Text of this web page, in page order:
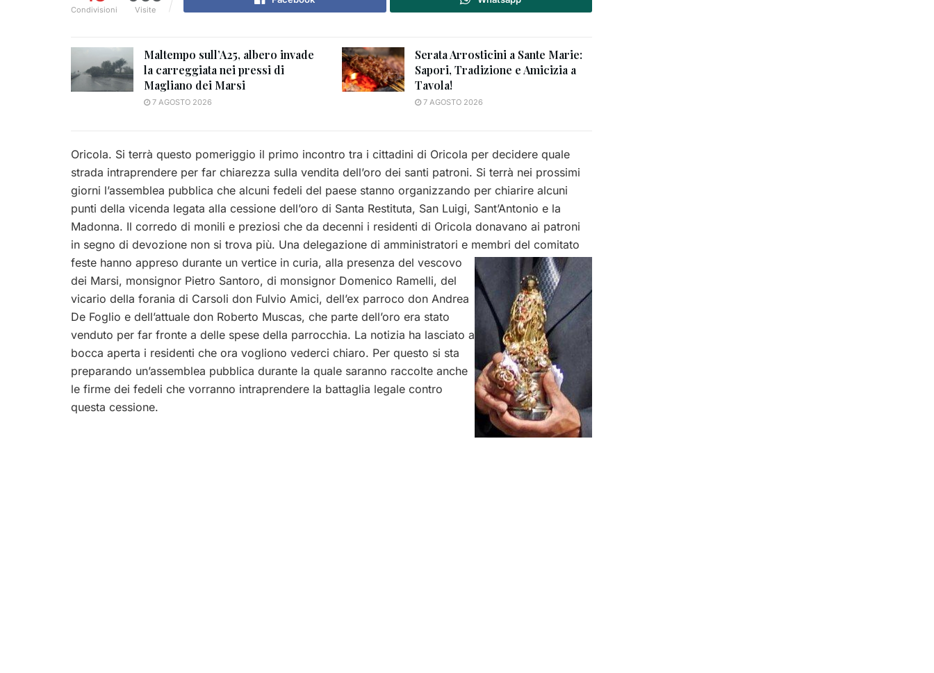
Condivisioni Visite
Maltempo sull’A25, albero invade
la carreggiata nei pressi di
Magliano dei Marsi
7 AGOSTO 2026
Serata Arrosticini a Sante Marie:
Sapori, Tradizione e Amicizia a
Tavola!
7 AGOSTO 2026
Oricola. Si terrà questo pomeriggio il primo incontro tra i cittadini di Oricola per decidere quale
strada intraprendere per far chiarezza sulla vendita dell’oro dei santi patroni. Si terrà nei prossimi
giorni l’assemblea pubblica che alcuni fedeli del paese stanno organizzando per chiarire alcuni
punti della vicenda legata alla cessione dell’oro di Santa Restituta, San Luigi, Sant’Antonio e la
Madonna. Il corredo di monili e preziosi che da decenni i residenti di Oricola donavano ai patroni
in segno di devozione non si trova più. Una delegazione di amministratori e membri del comitato
feste hanno appreso durante un vertice in curia, alla presenza del vescovo
dei Marsi, monsignor Pietro Santoro, di monsignor Domenico Ramelli, del
vicario della forania di Carsoli don Fulvio Amici, dell’ex parroco don Andrea
De Foglio e dell’attuale don Roberto Muscas, che parte dell’oro era stato
venduto per far fronte a delle spese della parrocchia. La notizia ha lasciato a
bocca aperta i residenti che ora vogliono vederci chiaro. Per questo si sta
preparando un’assemblea pubblica durante la quale saranno raccolte anche
le firme dei fedeli che vorranno intraprendere la battaglia legale contro
questa cessione.